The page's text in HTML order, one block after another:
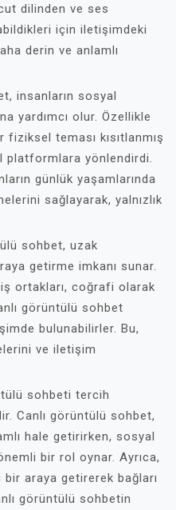
dilinden ve ses
için iletişimdeki
derin ve anlamlı
insanların sosyal
yardımcı olur. Özellikle
teması kısıtlanmış
platformlara yönlendirdi.
günlük yaşamlarında
sağlayarak, yalnızlık
sohbet, uzak
getirme imkanı sunar.
ortakları, coğrafi olarak
görüntülü sohbet
bulunabilirler. Bu,
ve iletişim
sohbeti tercih
Canlı görüntülü sohbet,
hale getirirken, sosyal
bir rol oynar. Ayrıca,
araya getirerek bağları
görüntülü sohbetin